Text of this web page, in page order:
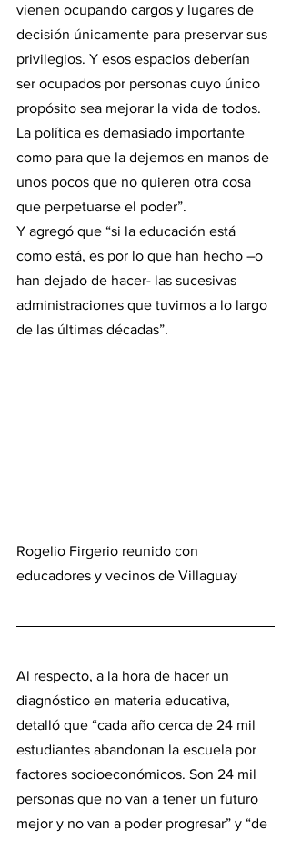
vienen ocupando cargos y lugares de
decisión únicamente para preservar sus
privilegios. Y esos espacios deberían
ser ocupados por personas cuyo único
propósito sea mejorar la vida de todos.
La política es demasiado importante
como para que la dejemos en manos de
unos pocos que no quieren otra cosa
que perpetuarse el poder”.
Y agregó que “si la educación está
como está, es por lo que han hecho –o
han dejado de hacer- las sucesivas
administraciones que tuvimos a lo largo
de las últimas décadas”.
Rogelio Firgerio reunido con
educadores y vecinos de Villaguay
Al respecto, a la hora de hacer un
diagnóstico en materia educativa,
detalló que “cada año cerca de 24 mil
estudiantes abandonan la escuela por
factores socioeconómicos. Son 24 mil
personas que no van a tener un futuro
mejor y no van a poder progresar” y “de